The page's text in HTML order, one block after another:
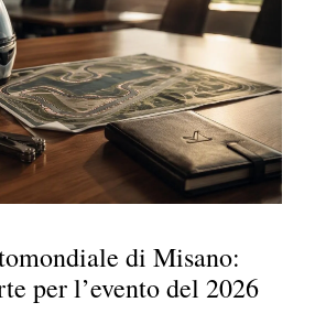
di Misano:
per l’evento del 2026